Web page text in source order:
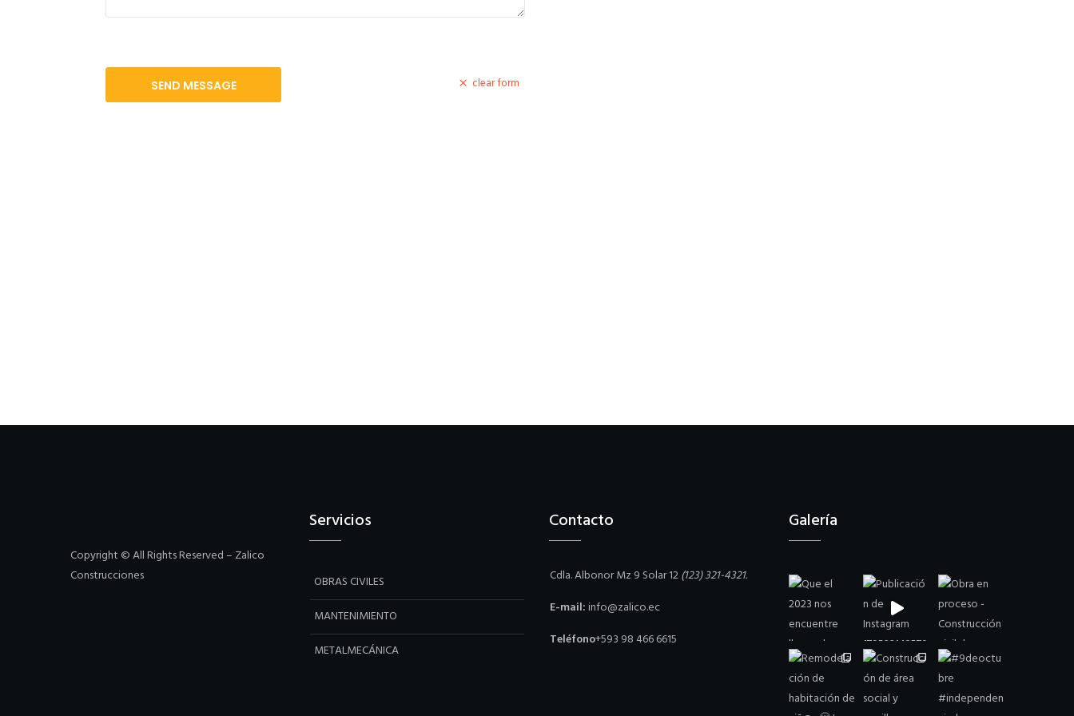
clear form
Copyright © All Rights Reserved – Zalico
Construcciones
Servicios
OBRAS CIVILES
MANTENIMIENTO
METALMECÁNICA
Contacto
Cdla. Albonor Mz 9 Solar 12(123) 321-4321.
E-mail:info@zalico.ec
Teléfono+593 98 466 6615
Galería